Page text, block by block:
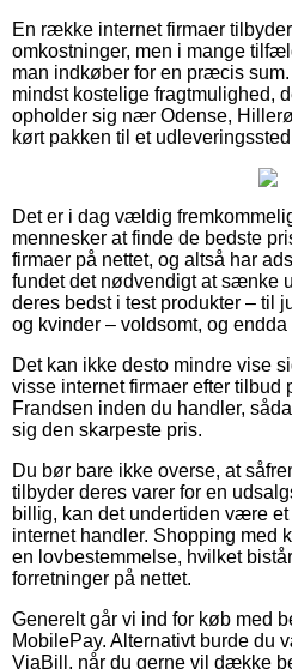
En række internet firmaer
omkostninger, men i mange
man indkøber for en præcis
mindst kostelige fragtmulighed,
opholder sig nær Odense,
kørt pakken til et
Det er i dag vældig
mennesker at finde de bedste
firmaer på nettet, og altså har
fundet det nødvendigt at sænke
deres bedst i test produkter – til
og kvinder – voldsomt, og
Det kan ikke desto mindre vise
visse internet firmaer efter tilbud
Frandsen inden du handler,
sig den skarpeste pris.
Du bør bare ikke overse, at
tilbyder deres varer for en
billig, kan det undertiden være
internet handler. Shopping med
en lovbestemmelse, hvilket
forretninger på nettet.
Generelt går vi ind for køb med
MobilePay. Alternativt burde du
ViaBill, når du gerne vil dække